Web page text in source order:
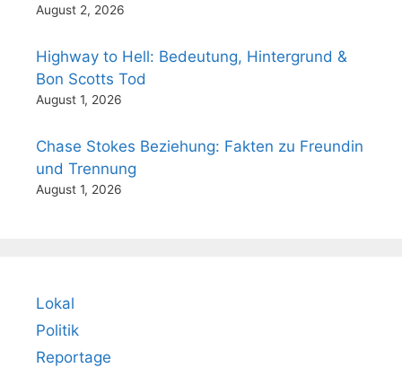
August 2, 2026
Highway to Hell: Bedeutung, Hintergrund &
Bon Scotts Tod
August 1, 2026
Chase Stokes Beziehung: Fakten zu Freundin
und Trennung
August 1, 2026
Lokal
Politik
Reportage